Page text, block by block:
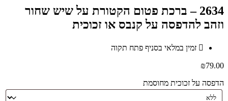
2634 – ברכת פטום הקטורת על שיש שחור
וזהב להדפסה על קנבס או זכוכית
זמין במלאי בסניף פתח תקוה
₪79.00
הדפסה על זכוכית מחוסמת